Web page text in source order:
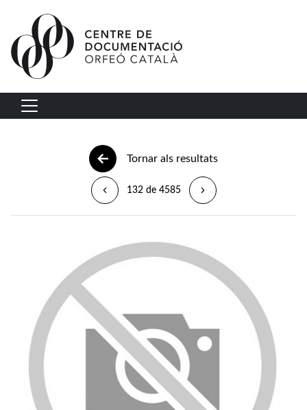
Vés al contingut
Navegació principal
Tornar als resultats
132 de 4585